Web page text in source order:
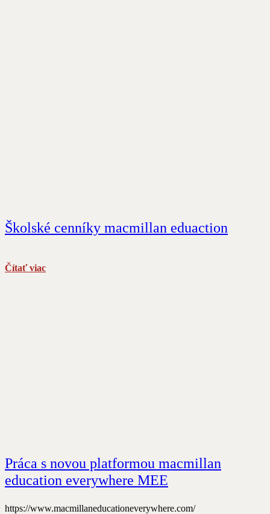
Školské cenníky macmillan eduaction
Čítať viac
Práca s novou platformou macmillan
education everywhere MEE
https://www.macmillaneducationeverywhere.com/